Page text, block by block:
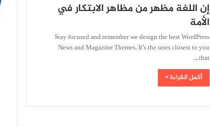
إن اللغة مظهر من مظاهر الابتكار في
الأمة
Stay focused and remember we design the best WordPress
News and Magazine Themes. It’s the ones closest to you
that…
أكمل القراءة »